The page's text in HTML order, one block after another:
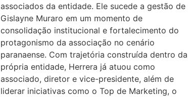
associados da entidade. Ele sucede a gestão de
Gislayne Muraro em um momento de
consolidação institucional e fortalecimento do
protagonismo da associação no cenário
paranaense. Com trajetória construída dentro da
própria entidade, Herrera já atuou como
associado, diretor e vice-presidente, além de
liderar iniciativas como o Top de Marketing, o